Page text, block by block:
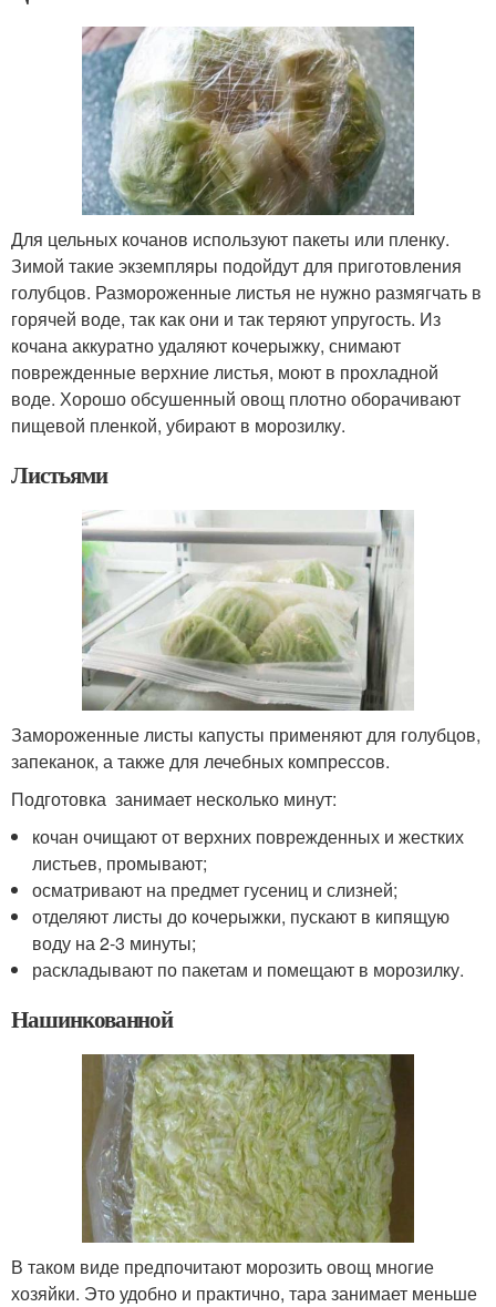
Для цельных кочанов используют пакеты или пленку.
Зимой такие экземпляры подойдут для приготовления
голубцов. Размороженные листья не нужно размягчать в
горячей воде, так как они и так теряют упругость. Из
кочана аккуратно удаляют кочерыжку, снимают
поврежденные верхние листья, моют в прохладной
воде. Хорошо обсушенный овощ плотно оборачивают
пищевой пленкой, убирают в морозилку.
Листьями
Замороженные листы капусты применяют для голубцов,
запеканок, а также для лечебных компрессов.
Подготовка занимает несколько минут:
кочан очищают от верхних поврежденных и жестких
листьев, промывают;
осматривают на предмет гусениц и слизней;
отделяют листы до кочерыжки, пускают в кипящую
воду на 2-3 минуты;
раскладывают по пакетам и помещают в морозилку.
Нашинкованной
В таком виде предпочитают морозить овощ многие
хозяйки. Это удобно и практично, тара занимает меньше